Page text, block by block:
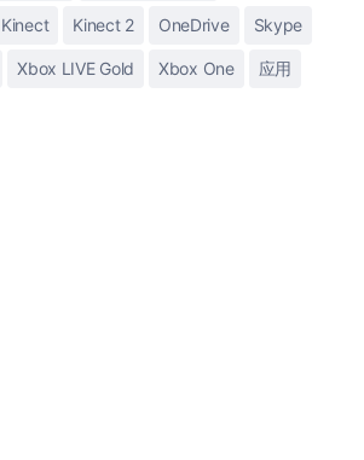
Kinect Kinect 2 OneDrive Skype
Xbox LIVE Gold Xbox One 应用